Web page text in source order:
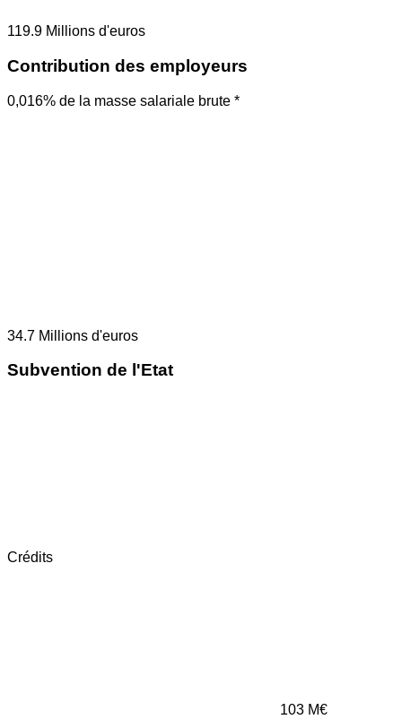
119.9 Millions d'euros
Contribution des employeurs
0,016% de la masse salariale brute *
34.7 Millions d'euros
Subvention de l'Etat
Crédits
103 M€